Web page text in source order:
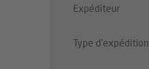
Expéditeur
Type d’expédition